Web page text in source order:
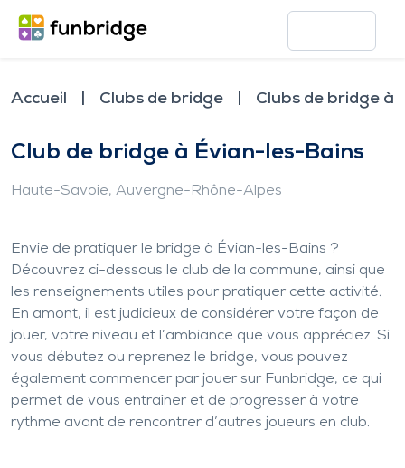
Accueil Clubs de bridge Clubs de bridge à
Club de bridge à Évian-les-Bains
Haute-Savoie, Auvergne-Rhône-Alpes
Envie de pratiquer le bridge à Évian-les-Bains ?
Découvrez ci-dessous le club de la commune, ainsi que
les renseignements utiles pour pratiquer cette activité.
En amont, il est judicieux de considérer votre façon de
jouer, votre niveau et l’ambiance que vous appréciez. Si
vous débutez ou reprenez le bridge, vous pouvez
également commencer par jouer sur Funbridge, ce qui
permet de vous entraîner et de progresser à votre
rythme avant de rencontrer d’autres joueurs en club.